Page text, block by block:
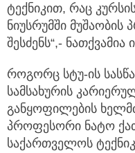
ტექნიკით, რაც
ნიუსრუმში
შესძენს“,-
როგორც სტუ-ის
სამსახურის
განყოფილების
პროფესორი ნატო
საქართველოს